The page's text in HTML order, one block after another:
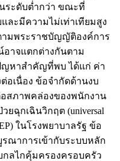
ระดับต่ำกว่า ขณะที่
ะมีความไม่เท่าเทียมสูง
ามพระราชบัญญัติองค์การ
อาจแตกต่างกันตาม
ญหาสำคัญที่พบ ได้แก่ ค่า
อเนื่อง ข้อจำกัดด้านงบ
สภาพคล่องของพนักงาน
ฉุกเฉินวิกฤต (universal
ในโรงพยาบาลรัฐ ข้อ
รณาการเข้ากับระบบหลัก
ลไกคุ้มครองครอบครัว